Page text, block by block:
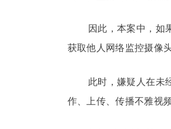
因此，本案中，如
获取他人网络监控摄像
此时，嫌疑人在未
作、上传、传播不雅视